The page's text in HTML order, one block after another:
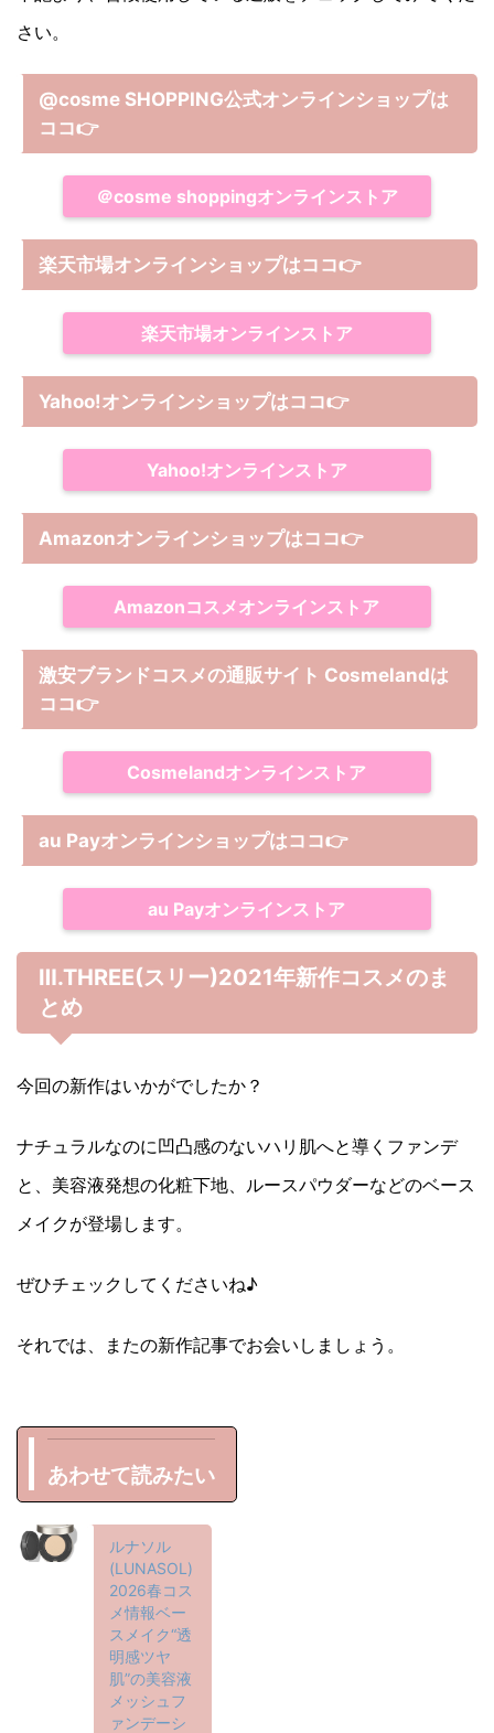
さい。
@cosme SHOPPING公式オンラインショップは
ココ👉
＠cosme shoppingオンラインストア
楽天市場オンラインショップはココ👉
楽天市場オンラインストア
Yahoo!オンラインショップはココ👉
Yahoo!オンラインストア
Amazonオンラインショップはココ👉
Amazonコスメオンラインストア
激安ブランドコスメの通販サイト Cosmelandは
ココ👉
Cosmelandオンラインストア
au Payオンラインショップはココ👉
au Payオンラインストア
Ⅲ.THREE(スリー)2021年新作コスメのま
とめ
今回の新作はいかがでしたか？
ナチュラルなのに凹凸感のないハリ肌へと導くファンデ
と、美容液発想の化粧下地、ルースパウダーなどのベース
メイクが登場します。
ぜひチェックしてくださいね♪
それでは、またの新作記事でお会いしましょう。
あわせて読みたい
ルナソル
(LUNASOL)
2026春コス
メ情報ベー
スメイク“透
明感ツヤ
肌”の美容液
メッシュフ
ァンデーシ